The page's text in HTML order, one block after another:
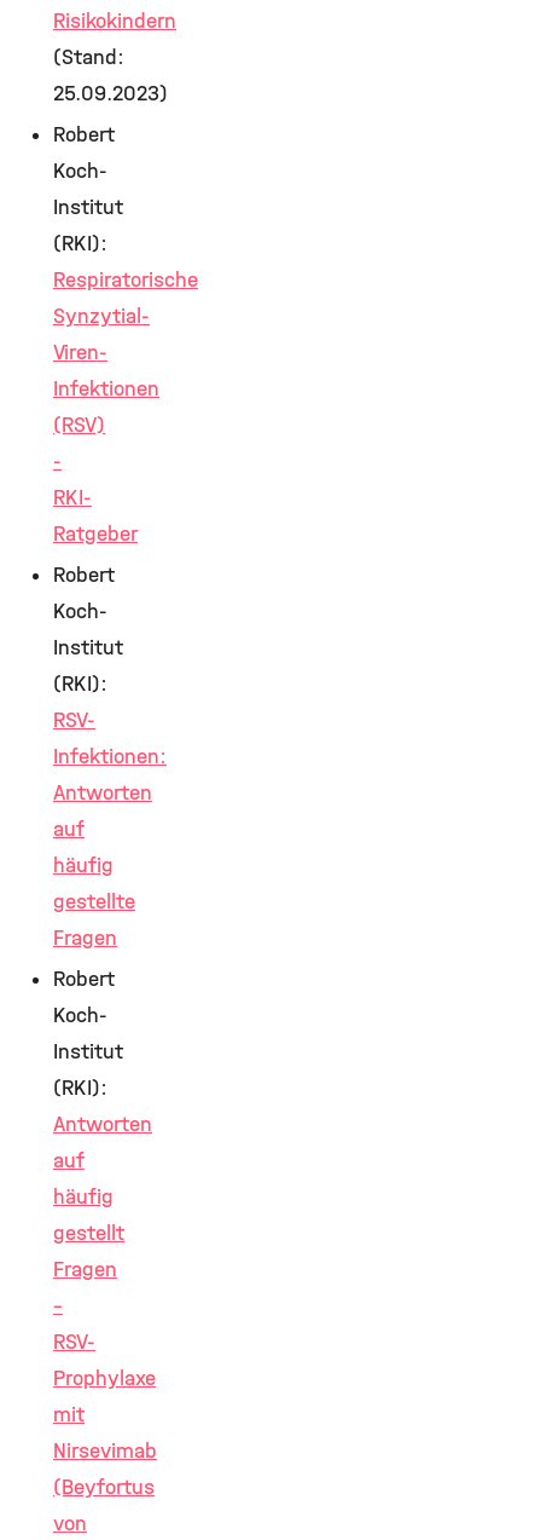
Risikokindern
(Stand:
25.09.2023)
Robert
Koch-
Institut
(RKI):
Respiratorische
Synzytial-
Viren-
Infektionen
(RSV)
-
RKI-
Ratgeber
Robert
Koch-
Institut
(RKI):
RSV-
Infektionen:
Antworten
auf
häufig
gestellte
Fragen
Robert
Koch-
Institut
(RKI):
Antworten
auf
häufig
gestellt
Fragen
–
RSV-
Prophylaxe
mit
Nirsevimab
(Beyfortus
von